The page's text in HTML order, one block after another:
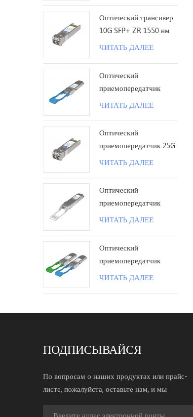
Оптический трансивер
10G SFP+ ZR 1550 нм
120 км LC
ЧИТАТЬ ДАЛЕЕ
Оптический
приемопередатчик
100G QSFP28 LR с
ЧИТАТЬ ДАЛЕЕ
Оптический
приемопередатчик 25G
SFP28 ZR 1310 нм 80
ЧИТАТЬ ДАЛЕЕ
Оптический
приемопередатчик
100G QSFP28 ZR4
ЧИТАТЬ ДАЛЕЕ
Оптический
приемопередатчик
100G QSFP28 BIDI 40
ЧИТАТЬ ДАЛЕЕ
ПОДПИСЫВАЙСЯ
По вопросам о наших продуктах или прайс-
листе, пожалуйста, оставьте нам, и мы